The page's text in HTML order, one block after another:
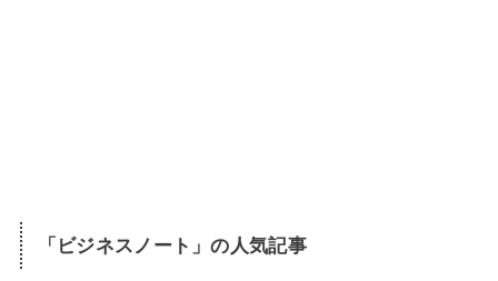
「 ビジネスノート 」の人気記事